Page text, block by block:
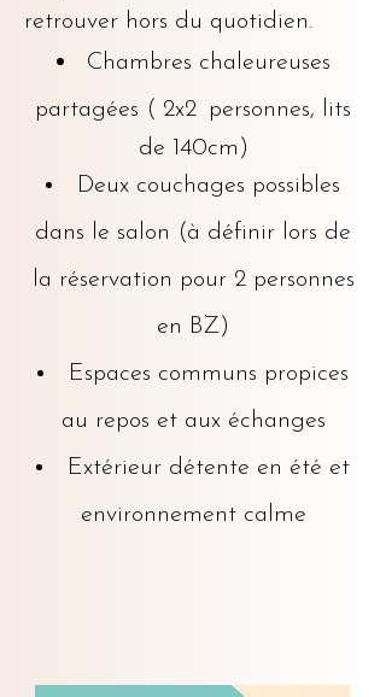
retrouver hors du quotidien.
Chambres chaleureuses
partagées ( 2x2 personnes, lits
de 140cm)
Deux couchages possibles
dans le salon (à définir lors de
la réservation pour 2 personnes
en BZ)
Espaces communs propices
au repos et aux échanges
Extérieur détente en été et
environnement calme